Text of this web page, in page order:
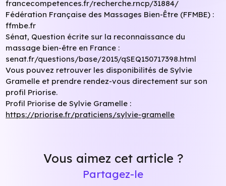
francecompetences.fr/recherche.rncp/31884/
Fédération Française des Massages Bien-Être (FFMBE) :
ffmbe.fr
Sénat, Question écrite sur la reconnaissance du
massage bien-être en France :
senat.fr/questions/base/2015/qSEQ150717398.html
Vous pouvez retrouver les disponibilités de Sylvie
Gramelle et prendre rendez-vous directement sur son
profil Priorise.
Profil Priorise de Sylvie Gramelle :
https://priorise.fr/praticiens/sylvie-gramelle
Vous aimez cet article ?
Partagez-le